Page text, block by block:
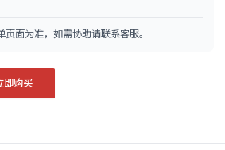
面为准，如需协助请联系客服。
即购买